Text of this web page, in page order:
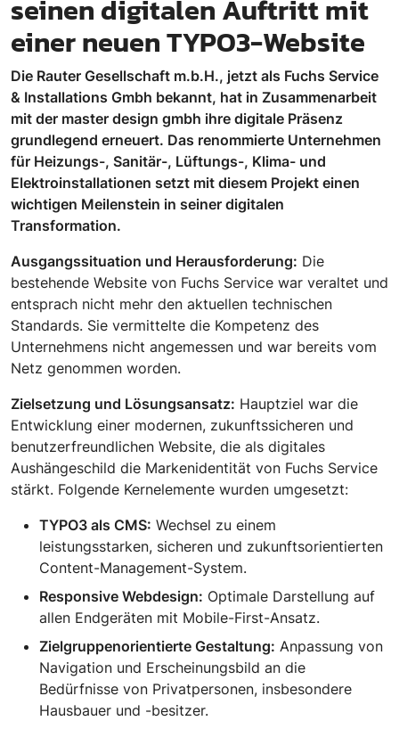
seinen digitalen Auftritt mit
einer neuen TYPO3-Website
Die Rauter Gesellschaft m.b.H., jetzt als Fuchs Service
& Installations Gmbh bekannt, hat in Zusammenarbeit
mit der master design gmbh ihre digitale Präsenz
grundlegend erneuert. Das renommierte Unternehmen
für Heizungs-, Sanitär-, Lüftungs-, Klima- und
Elektroinstallationen setzt mit diesem Projekt einen
wichtigen Meilenstein in seiner digitalen
Transformation.
Ausgangssituation und Herausforderung: Die
bestehende Website von Fuchs Service war veraltet und
entsprach nicht mehr den aktuellen technischen
Standards. Sie vermittelte die Kompetenz des
Unternehmens nicht angemessen und war bereits vom
Netz genommen worden.
Zielsetzung und Lösungsansatz: Hauptziel war die
Entwicklung einer modernen, zukunftssicheren und
benutzerfreundlichen Website, die als digitales
Aushängeschild die Markenidentität von Fuchs Service
stärkt. Folgende Kernelemente wurden umgesetzt:
TYPO3 als CMS: Wechsel zu einem
leistungsstarken, sicheren und zukunftsorientierten
Content-Management-System.
Responsive Webdesign: Optimale Darstellung auf
allen Endgeräten mit Mobile-First-Ansatz.
Zielgruppenorientierte Gestaltung: Anpassung von
Navigation und Erscheinungsbild an die
Bedürfnisse von Privatpersonen, insbesondere
Hausbauer und -besitzer.